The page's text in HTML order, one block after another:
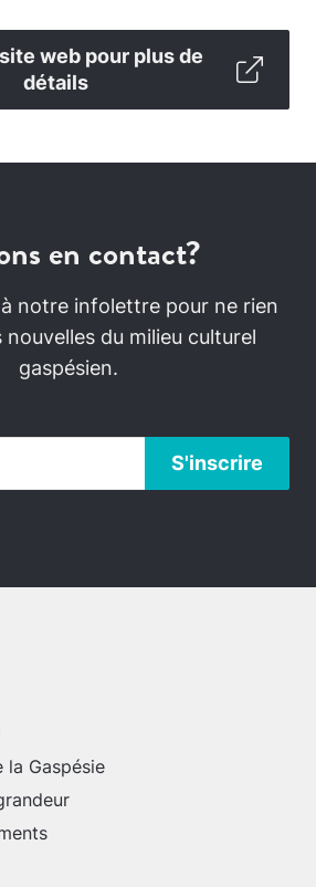
web pour plus de
détails
en contact?
notre infolettre pour ne rien
nouvelles du milieu culturel
gaspésien.
Gaspésie